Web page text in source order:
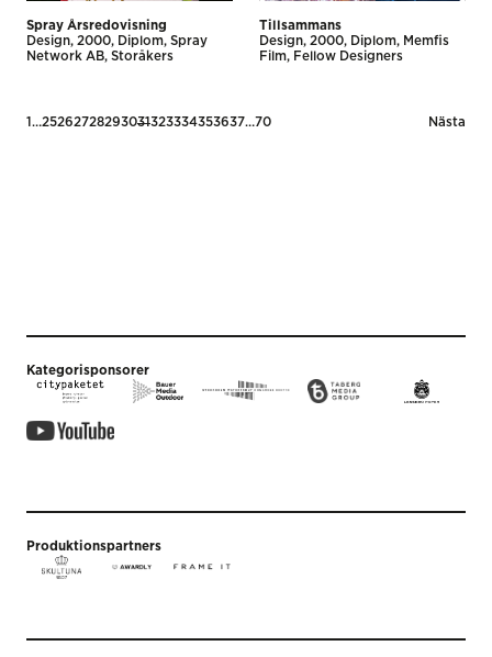
Spray Årsredovisning
Design 2000 Diplom Spray
Network AB Storåkers
Tillsammans
Design 2000 Diplom
Memfis
Film
Fellow Designers
Posts
1 …25262728293031323334353637…70 Nästa
Kategorisponsorer
Produktionspartners